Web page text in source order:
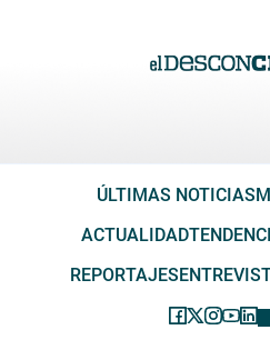
ÚLTIMAS NOTICIAS
ACTUALIDAD
REPORTAJES